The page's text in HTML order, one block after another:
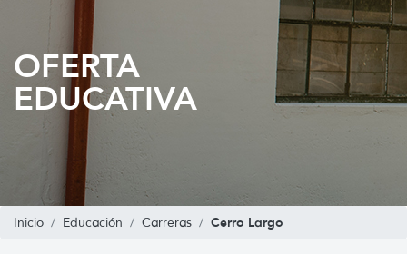
OFERTA
EDUCATIVA
Inicio Educación Carreras Cerro Largo